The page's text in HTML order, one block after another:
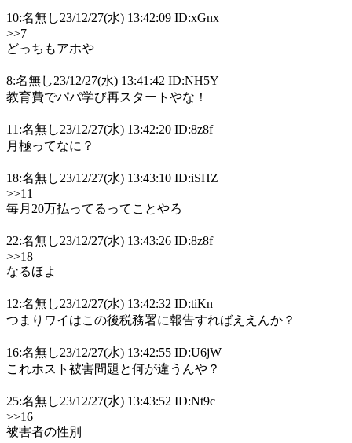
10:名無し23/12/27(水) 13:42:09 ID:xGnx
>>7
どっちもアホや
8:名無し23/12/27(水) 13:41:42 ID:NH5Y
教育費でパパ学び再スタートやな！
11:名無し23/12/27(水) 13:42:20 ID:8z8f
月極ってなに？
18:名無し23/12/27(水) 13:43:10 ID:iSHZ
>>11
毎月20万払ってるってことやろ
22:名無し23/12/27(水) 13:43:26 ID:8z8f
>>18
なるほよ
12:名無し23/12/27(水) 13:42:32 ID:tiKn
つまりワイはこの後税務署に報告すればええんか？
16:名無し23/12/27(水) 13:42:55 ID:U6jW
これホスト被害問題と何が違うんや？
25:名無し23/12/27(水) 13:43:52 ID:Nt9c
>>16
被害者の性別